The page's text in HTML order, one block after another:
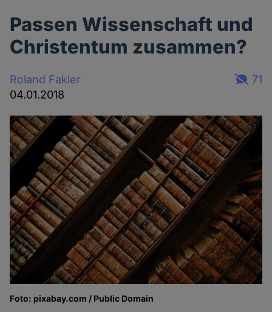
Passen Wissenschaft und
Christentum zusammen?
Roland Fakler
04.01.2018
71
Foto: pixabay.com / Public Domain